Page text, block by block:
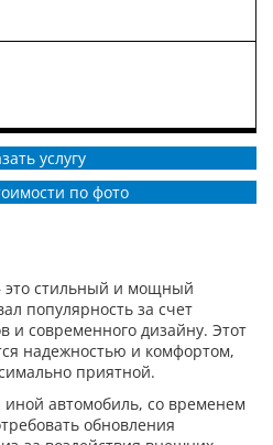
услугу
по фото
стильный и мощный
популярность за счет
современного дизайну. Этот
надежностью и комфортом,
приятной.
автомобиль, со временем
обновления